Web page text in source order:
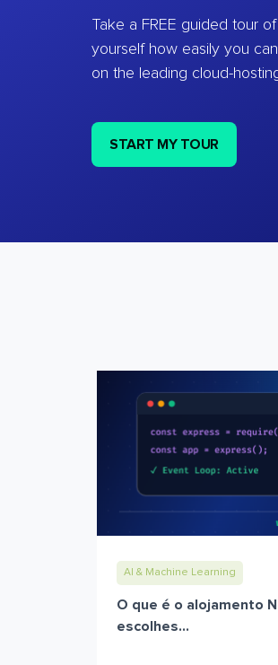
Take a FREE guided tour
yourself how easily you
on the leading cloud-
START MY TOUR
AI & Machine Learning
O que é o alojamento
escolhes...